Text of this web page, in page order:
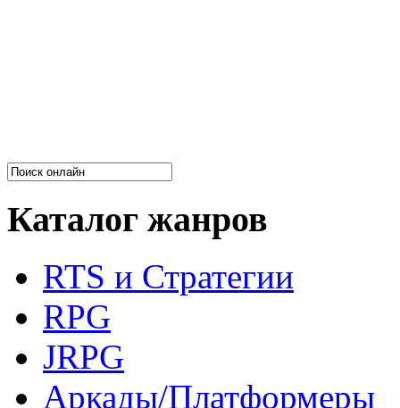
Каталог жанров
RTS и Стратегии
RPG
JRPG
Аркады/Платформеры